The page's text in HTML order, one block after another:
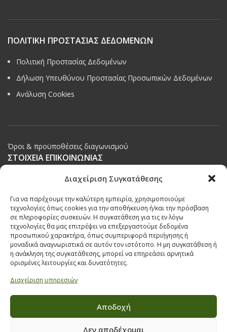
Διαχείριση Συγκατάθεσης
Για να παρέχουμε την καλύτερη εμπειρία, χρησιμοποιούμε
τεχνολογίες όπως cookies για την αποθήκευση ή/και την πρόσβαση
σε πληροφορίες συσκευών. Η συγκατάθεση για τις εν λόγω
τεχνολογίες θα μας επιτρέψει να επεξεργαστούμε δεδομένα
προσωπικού χαρακτήρα, όπως συμπεριφορά περιήγησης ή
μοναδικά αναγνωριστικά σε αυτόν τον ιστότοπο. Η μη συγκατάθεση ή
η ανάκληση της συγκατάθεσης, μπορεί να επηρεάσει αρνητικά
ορισμένες λειτουργίες και δυνατότητες.
Διαχείριση υπηρεσιών
Αποδοχή
Δεν αποδέχομαι
ΠΟΛΙΤΙΚΗ ΠΡΟΣΤΑΣΙΑΣ ΔΕΔΟΜΕΝΩΝ
Πολιτική Προστασίας Δεδομένων
Δήλωση Υπευθύνου Προστασίας Προσωπικών Δεδομένων
Ανάλυση Cookies
Όροι & προϋποθέσεις διαγωνισμού
ΣΤΟΙΧΕΙΑ ΕΠΙΚΟΙΝΩΝΙΑΣ
Παπαναστασίου 209,
Θεσσαλονίκη, ΤΚ 542 50
Τηλ:231 030 9709,231 035 1630
Email:info@ecobuildings.gr
Email:eshop@ecobuildings.gr
ΟΡΟΙ ΧΡΗΣΗΣ
ΠΟΛΙΤΙΚΗ ΑΠΟΡΡΗΤΟΥ
ΒΡΕΙΤΕ ΜΑΣ ΣΤΟ ΧΑΡΤΗ